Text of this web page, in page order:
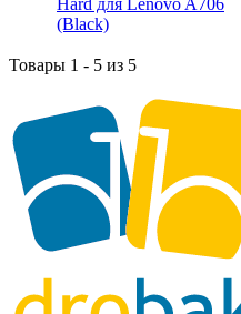
Товары 1 - 5 из 5